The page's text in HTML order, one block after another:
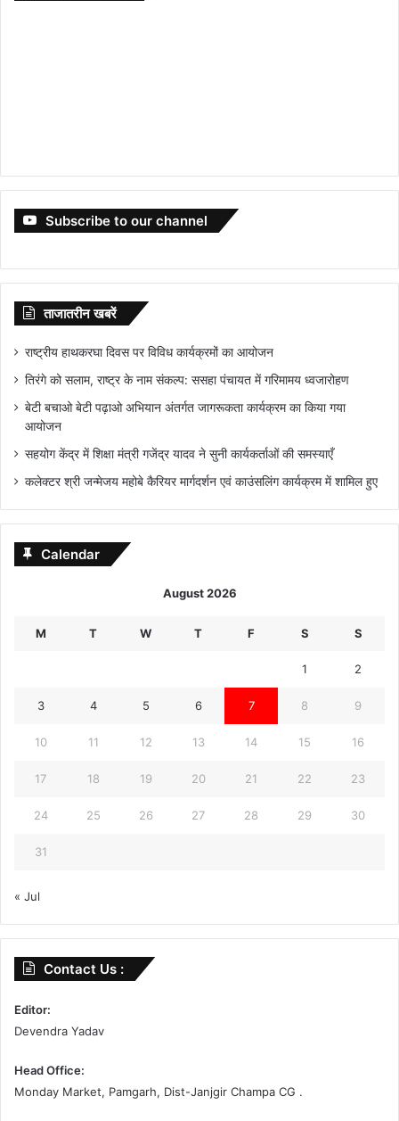
Subscribe to our channel
ताजातरीन खबरें
राष्ट्रीय हाथकरघा दिवस पर विविध कार्यक्रमों का आयोजन
तिरंगे को सलाम, राष्ट्र के नाम संकल्प: ससहा पंचायत में गरिमामय ध्वजारोहण
बेटी बचाओ बेटी पढ़ाओ अभियान अंतर्गत जागरूकता कार्यक्रम का किया गया
आयोजन
सहयोग केंद्र में शिक्षा मंत्री गजेंद्र यादव ने सुनी कार्यकर्ताओं की समस्याएँ
कलेक्टर श्री जन्मेजय महोबे कैरियर मार्गदर्शन एवं काउंसलिंग कार्यक्रम में शामिल हुए
Calendar
August 2026
M T W T F S S
1 2
3 4 5 6 7 8 9
10 11 12 13 14 15 16
17 18 19 20 21 22 23
24 25 26 27 28 29 30
31
« Jul
Contact Us :
Editor:
Devendra Yadav
Head Office:
Monday Market, Pamgarh, Dist-Janjgir Champa CG .